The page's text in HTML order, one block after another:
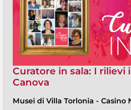
Curatore in sala: I rilievi
Canova
Musei di Villa Torlonia - Casino